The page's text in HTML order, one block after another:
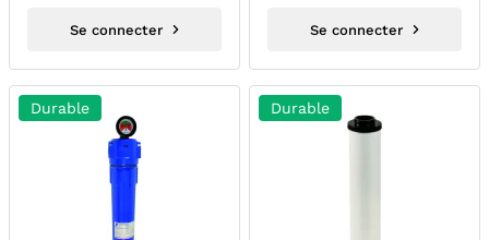
Se connecter Se connecter
Durable Durable